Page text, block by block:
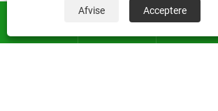
vandeffektiviteten i havevanding?
Se mere >>

Afvise Acceptere